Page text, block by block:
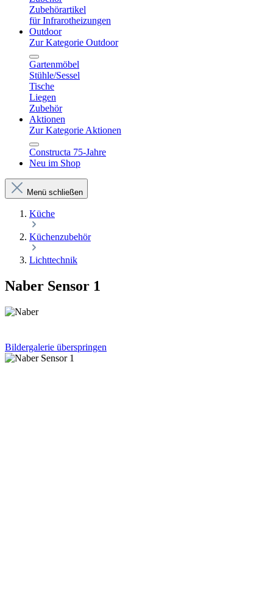
Zubehörartikel
für Infrarotheizungen
Outdoor
Zur Kategorie Outdoor
Gartenmöbel
Stühle/Sessel
Tische
Liegen
Zubehör
Aktionen
Zur Kategorie Aktionen
Constructa 75-Jahre
Neu im Shop
Menü schließen
Küche
Küchenzubehör
Lichttechnik
Naber Sensor 1
Bildergalerie überspringen